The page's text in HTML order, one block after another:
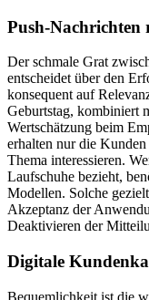
Push-Nachrichten
Der schmale Grat
entscheidet über den
konsequent auf
Geburtstag, kombiniert
Wertschätzung beim
erhalten nur die
Thema interessieren.
Laufschuhe bezieht,
Modellen. Solche
Akzeptanz der
Deaktivieren der
Digitale
Bequemlichkeit ist die